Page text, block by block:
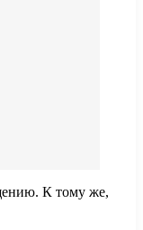
К тому же,